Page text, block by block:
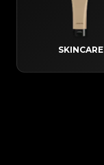
SKINCARE